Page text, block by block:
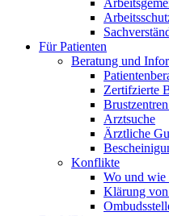
Für Patienten
Beratung und
Zertifzierte
Arztsuche
Ärztliche
Konflikte
Wo und wie
Klärung